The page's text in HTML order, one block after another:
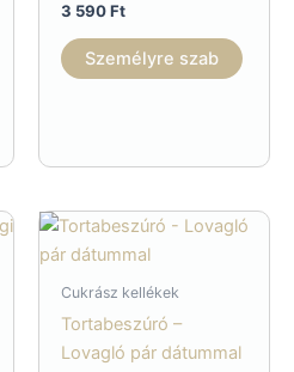
3 590Ft
Személyre szab
Cukrász kellékek
Tortabeszúró –
Lovagló pár dátummal